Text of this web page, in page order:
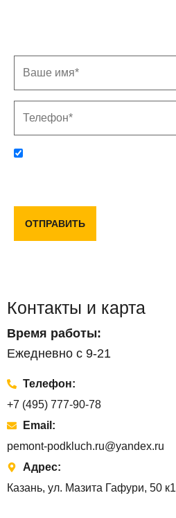
ОТПРАВИТЬ
Контакты и карта
Время работы:
Ежедневно с 9-21
Телефон:
+7 (495) 777-90-78
Email:
pemont-podkluch.ru@yandex.ru
Адрес:
Казань, ул. Мазита Гафури, 50 к1